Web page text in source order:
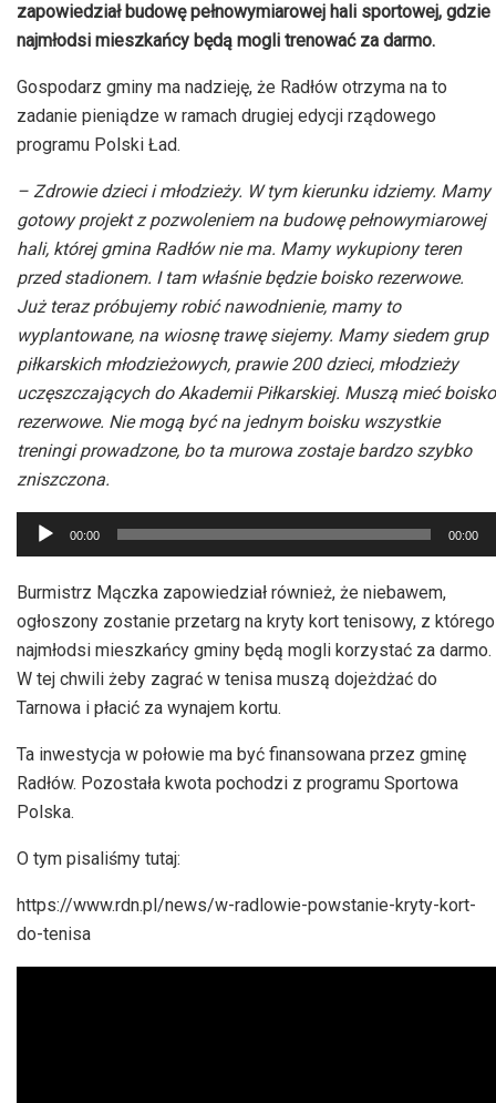
zapowiedział budowę pełnowymiarowej hali sportowej, gdzie
najmłodsi mieszkańcy będą mogli trenować za darmo.
Gospodarz gminy ma nadzieję, że Radłów otrzyma na to
zadanie pieniądze w ramach drugiej edycji rządowego
programu Polski Ład.
– Zdrowie dzieci i młodzieży. W tym kierunku idziemy. Mamy
gotowy projekt z pozwoleniem na budowę pełnowymiarowej
hali, której gmina Radłów nie ma. Mamy wykupiony teren
przed stadionem. I tam właśnie będzie boisko rezerwowe.
Już teraz próbujemy robić nawodnienie, mamy to
wyplantowane, na wiosnę trawę siejemy. Mamy siedem grup
piłkarskich młodzieżowych, prawie 200 dzieci, młodzieży
uczęszczających do Akademii Piłkarskiej. Muszą mieć boisko
rezerwowe. Nie mogą być na jednym boisku wszystkie
treningi prowadzone, bo ta murowa zostaje bardzo szybko
zniszczona.
Odtwarzacz
plików
dźwiękowych
00:00 00:00
Burmistrz Mączka zapowiedział również, że niebawem,
ogłoszony zostanie przetarg na kryty kort tenisowy, z którego
najmłodsi mieszkańcy gminy będą mogli korzystać za darmo.
W tej chwili żeby zagrać w tenisa muszą dojeżdżać do
Tarnowa i płacić za wynajem kortu.
Ta inwestycja w połowie ma być finansowana przez gminę
Radłów. Pozostała kwota pochodzi z programu Sportowa
Polska.
O tym pisaliśmy tutaj:
https://www.rdn.pl/news/w-radlowie-powstanie-kryty-kort-
do-tenisa